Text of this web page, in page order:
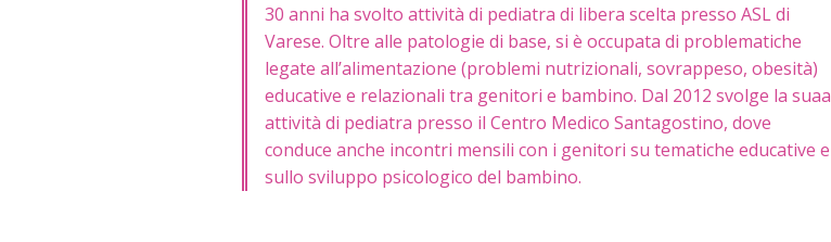
30 anni ha svolto attività di pediatra di libera scelta presso ASL di
Varese. Oltre alle patologie di base, si è occupata di problematiche
legate all’alimentazione (problemi nutrizionali, sovrappeso, obesità)
educative e relazionali tra genitori e bambino. Dal 2012 svolge la suaa
attività di pediatra presso il Centro Medico Santagostino, dove
conduce anche incontri mensili con i genitori su tematiche educative e
sullo sviluppo psicologico del bambino.